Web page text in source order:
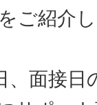
ご紹介
、面接日